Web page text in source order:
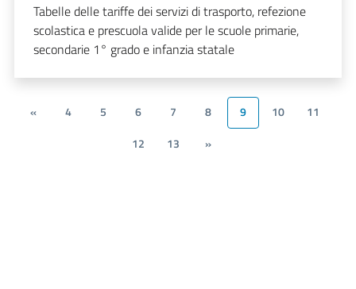
Tabelle delle tariffe dei servizi di trasporto, refezione
scolastica e prescuola valide per le scuole primarie,
secondarie 1° grado e infanzia statale
« 4 5 6 7 8 9 10
11
12
13 »